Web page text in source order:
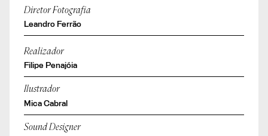
Diretor Fotografia
Leandro Ferrão
Realizador
Filipe Penajóia
Ilustrador
Mica Cabral
Sound Designer